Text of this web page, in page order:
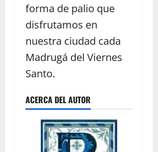
forma de palio que
disfrutamos en
nuestra ciudad cada
Madrugá del Viernes
Santo.
ACERCA DEL AUTOR